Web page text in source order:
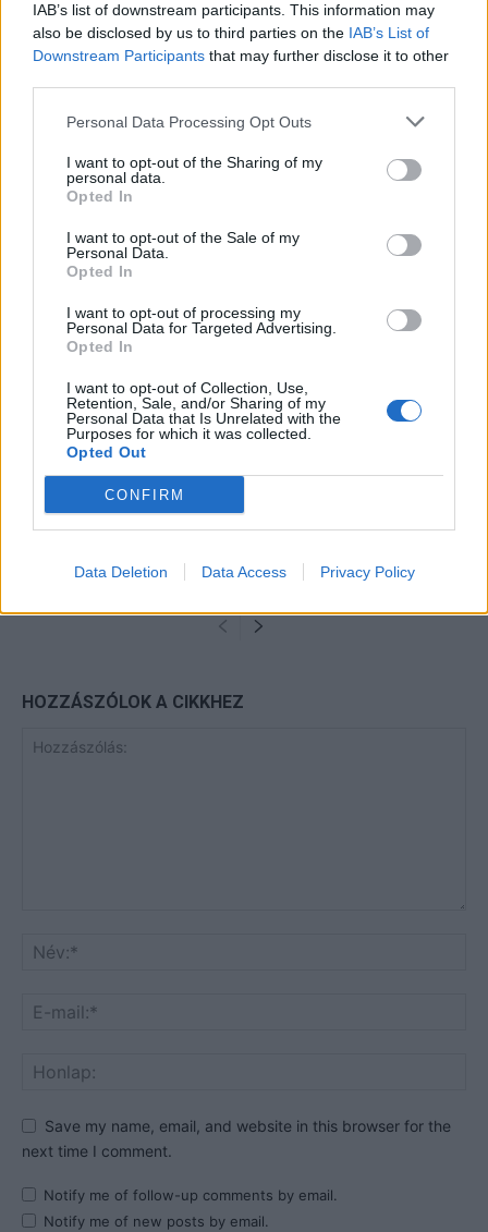
IAB’s list of downstream participants. This information may
also be disclosed by us to third parties on the IAB’s List of
Downstream Participants that may further disclose it to other
Personal Data Processing Opt Outs
I want to opt-out of the Sharing of my
personal data.
Opted In
I want to opt-out of the Sale of my
Personal Data.
Opted In
I want to opt-out of processing my
Personal Data for Targeted Advertising.
Opted In
I want to opt-out of Collection, Use,
Retention, Sale, and/or Sharing of my
Personal Data that Is Unrelated with the
Purposes for which it was collected.
Opted Out
CONFIRM
Data Deletion Data Access Privacy Policy
Imre Hilda
Oktatás és nevelés területén dolgozom, de minden
szabadidőmben írok. Szeretek belesni a hétköznapok függönye
mögött. Néha meséket is írok, de gyakrabban novellákat,
cikkeket és apró vicces történeteket.
KAPCSOLÓDÓ CIKKEK TÖBB A SZERZŐTŐL
Minka 14. rész
Minka 13. rész
Halál a Tresco-szigeten – A Josh
HOZZÁSZÓLOK A CIKKHEZ
Save my name, email, and website in this browser for the
next time I comment.
Notify me of follow-up comments by email.
Notify me of new posts by email.